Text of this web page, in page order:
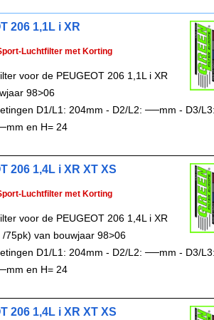
206 1,1L i XR
Luchtfilter met Korting
voor de PEUGEOT 206 1,1L i XR
98>06
D1/L1: 204mm - D2/L2: ──mm - D3/
en H= 24
206 1,4L i XR XT XS
Luchtfilter met Korting
voor de PEUGEOT 206 1,4L i XR
75pk) van bouwjaar 98>06
D1/L1: 204mm - D2/L2: ──mm - D3/
en H= 24
206 1,4L i XR XT XS